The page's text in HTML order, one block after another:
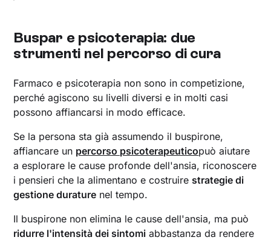
Buspar e psicoterapia: due
strumenti nel percorso di cura
Farmaco e psicoterapia non sono in competizione,
perché agiscono su livelli diversi e in molti casi
possono affiancarsi in modo efficace.
Se la persona sta già assumendo il buspirone,
affiancare un percorso psicoterapeuticopuò aiutare
a esplorare le cause profonde dell'ansia, riconoscere
i pensieri che la alimentano e costruire strategie di
gestione durature nel tempo.
Il buspirone non elimina le cause dell'ansia, ma può
ridurre l'intensità dei sintomi abbastanza da rendere